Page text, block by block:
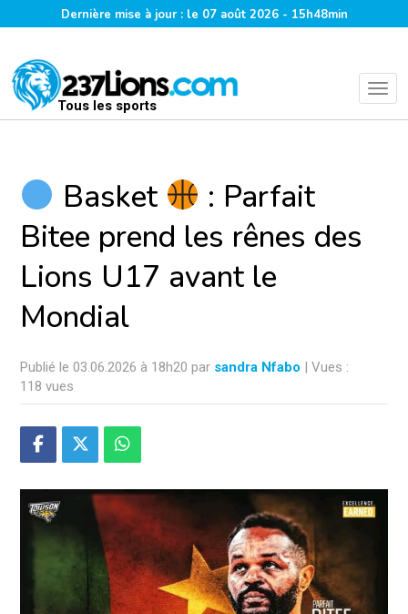
Dernière mise à jour : le 07 août 2026 - 15h48min
Tous les sports
Basket
: Parfait
Bitee prend les rênes des
Lions U17 avant le
Mondial
Publié le 03.06.2026 à 18h20 par sandra Nfabo | Vues :
118 vues